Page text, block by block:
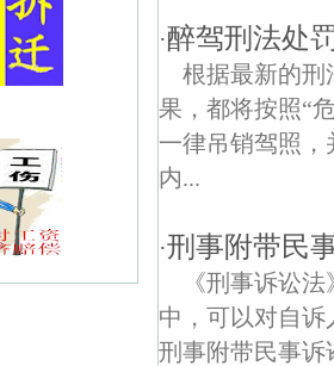
·醉驾刑法处
根据最新的刑
果，都将按照“
一律吊销驾照
内...
·刑事附带民
《刑事诉讼
中，可以对自
刑事附带民事诉